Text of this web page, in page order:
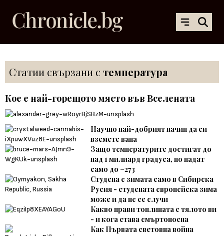
Статии свързани с температура
Кое е най-горещото място във Вселената
Научно най-добрият начин да си
вземете вана
Защо температурите достигат до
над 1 милиард градуса, но падат
само до −273
Студена е зимата само в Сибирска
Русия - студената европейска зима
може и да не се случи
Какво прави топлината с тялото ви
- и кога става смъртоносна
Как Първата световна война